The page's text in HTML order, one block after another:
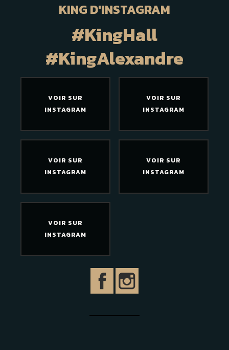
KING D'INSTAGRAM
#KingHall
#KingAlexandre
VOIR SUR
INSTAGRAM
VOIR SUR
INSTAGRAM
VOIR SUR
INSTAGRAM
VOIR SUR
INSTAGRAM
VOIR SUR
INSTAGRAM